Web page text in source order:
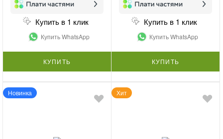
Купить в 1 клик
Купить WhatsApp
КУПИТЬ
Купить в 1 клик
Купить WhatsApp
КУПИТЬ
Новинка Хит